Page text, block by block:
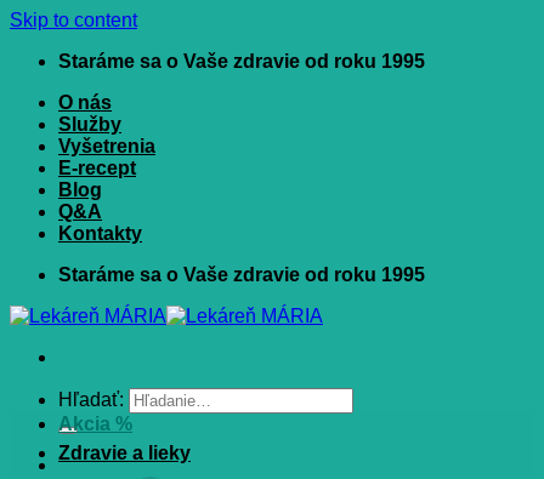
Skip to content
Staráme sa o Vaše zdravie od roku 1995
O nás
Služby
Vyšetrenia
E-recept
Blog
Q&A
Kontakty
Staráme sa o Vaše zdravie od roku 1995
Hľadať:
Akcia %
Zdravie a lieky